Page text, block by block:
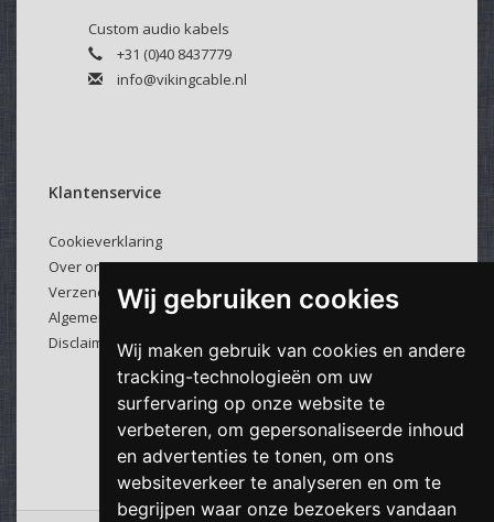
Wij gebruiken cookies
Wij maken gebruik van cookies en andere
tracking-technologieën om uw
surfervaring op onze website te
verbeteren, om gepersonaliseerde inhoud
en advertenties te tonen, om ons
websiteverkeer te analyseren en om te
begrijpen waar onze bezoekers vandaan
Deze klittenband kabelbinders zijn makkelijk en veelvuldig
te gebruiken.
Custom audio kabels
+31 (0)40 8437779
info@vikingcable.nl
Klantenservice
Cookieverklaring
Over ons
Verzenden & retourneren
Algemene voorwaarden
Disclaimer